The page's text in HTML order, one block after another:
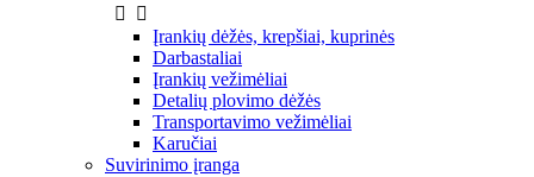


Įrankių dėžės, krepšiai, kuprinės
Darbastaliai
Įrankių vežimėliai
Detalių plovimo dėžės
Transportavimo vežimėliai
Karučiai
Suvirinimo įranga